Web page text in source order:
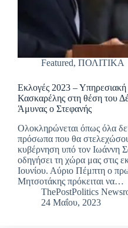
Featured, ΠΟΛΙΤΙΚΑ
Εκλογές 2023 –
Κασκαρέλης στη θέση του
Άμυνας ο Στεφανής
Ολοκληρώνεται όπως όλα
πρόσωπα που θα
κυβέρνηση υπό τον Ιωάννη
οδηγήσει τη χώρα μας στις
Ιουνίου. Αύριο Πέμπτη ο
Μητσοτάκης πρόκειται να…
ThePostPolitics
24 Μαΐου, 2023